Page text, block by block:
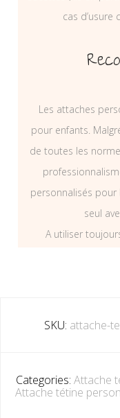
cas d’usure
Les attaches
pour enfants.
de toutes les
personnalisés pour
seul
A utiliser
SKU: attache-
Categories: Attache
Attache tétine